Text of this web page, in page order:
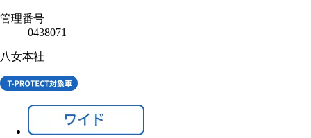
管理番号
0438071
八女本社